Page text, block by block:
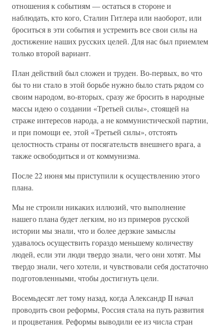
отношения к событиям — остаться в стороне и
наблюдать, кто кого, Сталин Гитлера или наоборот, или
броситься в эти события и устремить все свои силы на
достижение наших русских целей. Для нас был приемлем
только второй вариант.
План действий был сложен и труден. Во-первых, во что
бы то ни стало в этой борьбе нужно было стать рядом со
своим народом, во-вторых, сразу же бросить в народные
массы идею о создании «Третьей силы», стоящей на
страже интересов народа, а не коммунистической партии,
и при помощи ее, этой «Третьей силы», отстоять
целостность страны от посягательств внешнего врага, а
также освободиться и от коммунизма.
После 22 июня мы приступили к осуществлению этого
плана.
Мы не строили никаких иллюзий, что выполнение
нашего плана будет легким, но из примеров русской
истории мы знали, что и более дерзкие замыслы
удавалось осуществить гораздо меньшему количеству
людей, если эти люди твердо знали, чего они хотят. Мы
твердо знали, чего хотели, и чувствовали себя достаточно
подготовленными, чтобы достигнуть цели.
Восемьдесят лет тому назад, когда Александр II начал
проводить свои реформы, Россия стала на путь развития
и процветания. Реформы выводили ее из числа стран